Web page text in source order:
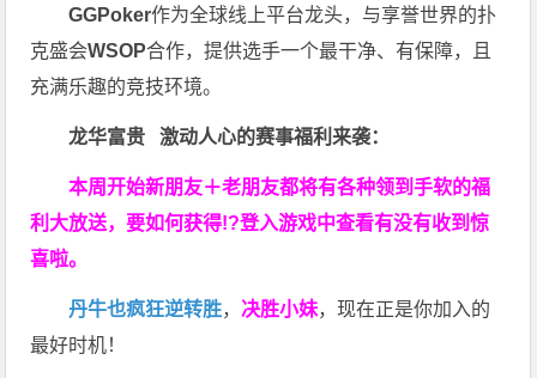
GGPoker作为全球线上平台龙头，与享誉世界的扑
克盛会WSOP合作，提供选手一个最干净、有保障，且
充满乐趣的竞技环境。
龙华富贵 激动人心的赛事福利来袭：
本周开始新朋友＋老朋友都将有各种领到手软的福
利大放送，要如何获得!?登入游戏中查看有没有收到惊
喜啦。
丹牛也疯狂逆转胜， 决胜小妹，现在正是你加入的
最好时机！